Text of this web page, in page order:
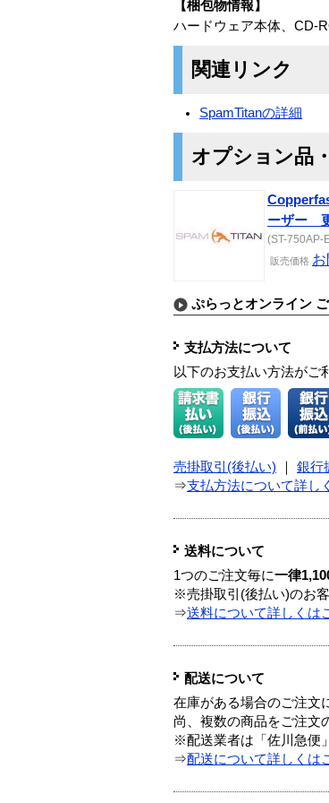
【梱包物情報】
ハードウェア本体、CD-
関連リンク
SpamTitanの詳細
オプション品
ーザー
(ST-750AP-
販売価格
ぷらっとオンライン
支払方法について
以下のお支払い方法がご
売掛取引(後払い) 銀行
⇒支払方法について詳し
送料について
1つのご注文毎に一律
※売掛取引(後払い)のお
⇒送料について詳しくは
配送について
在庫がある場合のご注文
尚、複数の商品をご注文
※配送業者は「佐川急便
⇒配送について詳しくは